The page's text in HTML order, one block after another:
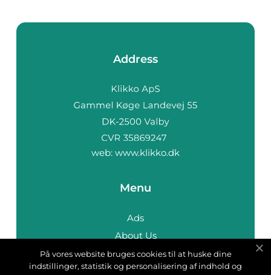
Address
web: www.klikko.dk
Menu
Ads
About Us
Cookies
Contact
På vores website bruges cookies til at huske dine
indstillinger, statistik og personalisering af indhold og